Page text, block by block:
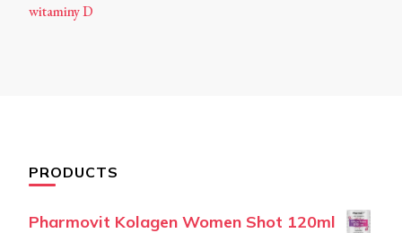
witaminy D
PRODUCTS
Pharmovit Kolagen Women Shot 120ml